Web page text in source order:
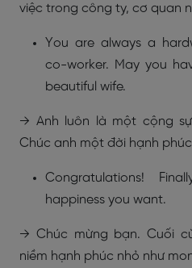
việc trong công ty, cơ quan
You are always a
co-worker. May you
beautiful wife.
→ Anh luôn là một cộng
Chúc anh một đời hạnh
Congratulations!
happiness you want.
→ Chúc mừng bạn. Cuối
niềm hạnh phúc nhỏ như